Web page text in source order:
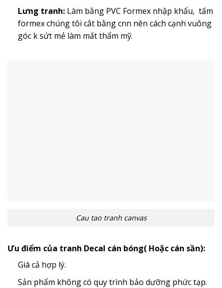
Lưng tranh:Làm bằng PVC Formex nhập khẩu, tấm
formex chúng tôi cắt bằng cnn nên cách cạnh vuông
góc k sứt mẻ làm mất thẩm mỹ.
Cau tao tranh canvas
Ưu điểm của tranh Decal cán bóng( Hoặc cán sần):
Giá cả hợp lý.
Sản phẩm không có quy trình bảo dưỡng phức tạp.